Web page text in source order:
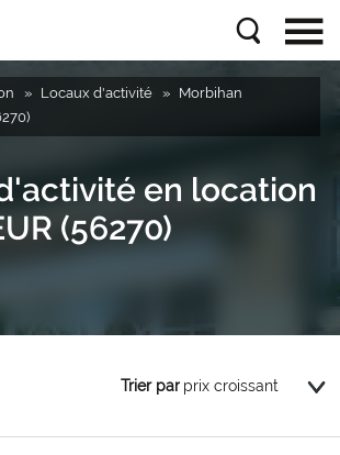
Locaux d'activité
Morbihan
(56270)
Trier par